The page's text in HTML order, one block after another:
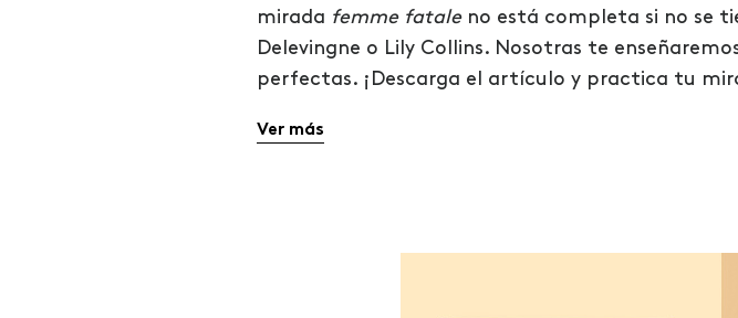
mirada femme fatale no está completa si no se
Delevingne o Lily Collins. Nosotras te
perfectas. ¡Descarga el artículo y practica tu
Ver más